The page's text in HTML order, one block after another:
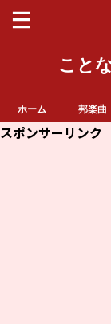
こと
ホーム 邦楽曲
スポンサーリンク